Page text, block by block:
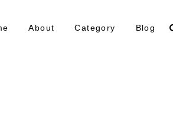
About Category Blog